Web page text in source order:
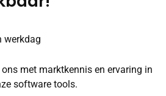
werkdag
met marktkennis en ervaring in
software tools.